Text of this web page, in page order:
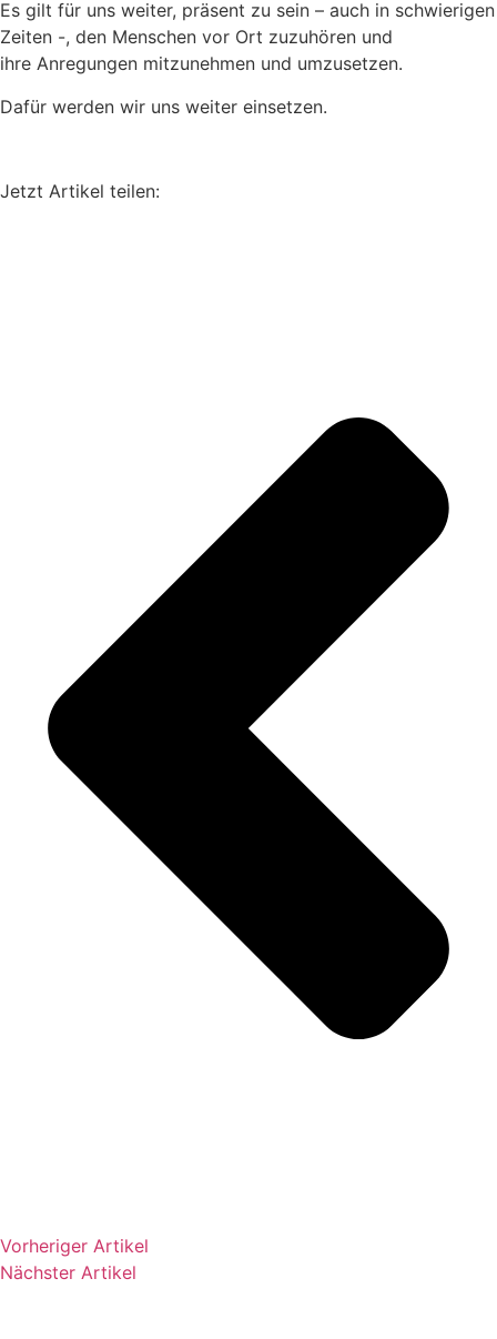
Es gilt für uns weiter, präsent zu sein – auch in schwierigen
Zeiten -, den Menschen vor Ort zuzuhören und
ihre Anregungen mitzunehmen und umzusetzen.
Dafür werden wir uns weiter einsetzen.
Jetzt Artikel teilen:
Vorheriger Artikel
Nächster Artikel